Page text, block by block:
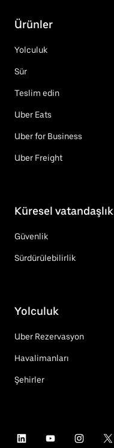
Ürünler
Yolculuk
Sür
Teslim edin
Uber Eats
Uber for Business
Uber Freight
Küresel vatandaşlık
Güvenlik
Sürdürülebilirlik
Yolculuk
Uber Rezervasyon
Havalimanları
Şehirler